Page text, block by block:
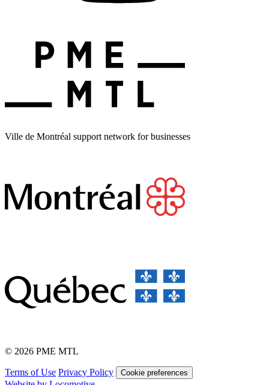
Ville de Montréal support network for businesses
© 2026 PME MTL
Terms of Use Privacy Policy Cookie preferences